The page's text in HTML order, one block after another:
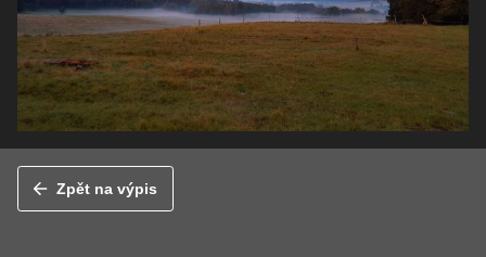
Zpět na výpis